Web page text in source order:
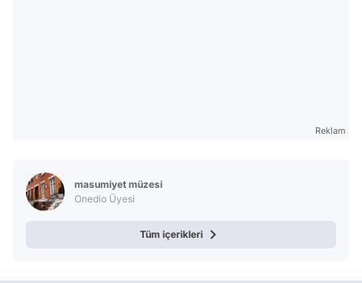
Reklam
masumiyet müzesi
Onedio Üyesi
Tüm içerikleri